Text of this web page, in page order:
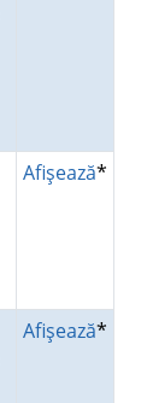
Afişează*
Afişează*